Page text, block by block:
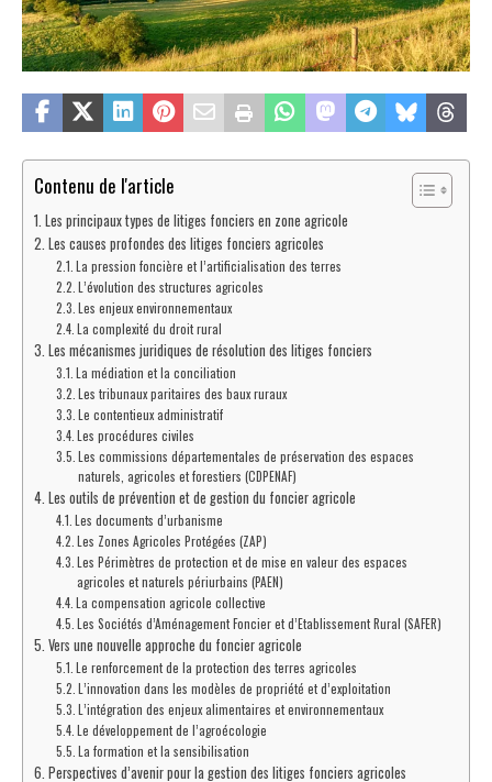
Contenu de l'article
Les principaux types de litiges fonciers en zone agricole
Les causes profondes des litiges fonciers agricoles
La pression foncière et l’artificialisation des terres
L’évolution des structures agricoles
Les enjeux environnementaux
La complexité du droit rural
Les mécanismes juridiques de résolution des litiges fonciers
La médiation et la conciliation
Les tribunaux paritaires des baux ruraux
Le contentieux administratif
Les procédures civiles
Les commissions départementales de préservation des espaces
naturels, agricoles et forestiers (CDPENAF)
Les outils de prévention et de gestion du foncier agricole
Les documents d’urbanisme
Les Zones Agricoles Protégées (ZAP)
Les Périmètres de protection et de mise en valeur des espaces
agricoles et naturels périurbains (PAEN)
La compensation agricole collective
Les Sociétés d’Aménagement Foncier et d’Etablissement Rural (SAFER)
Vers une nouvelle approche du foncier agricole
Le renforcement de la protection des terres agricoles
L’innovation dans les modèles de propriété et d’exploitation
L’intégration des enjeux alimentaires et environnementaux
Le développement de l’agroécologie
La formation et la sensibilisation
Perspectives d’avenir pour la gestion des litiges fonciers agricoles